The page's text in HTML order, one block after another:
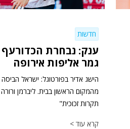
חדשות
גמר אליפות אירופה
מהמקום הראשון בבית. ליברמן
תקרות זכוכית"
קרא עוד >